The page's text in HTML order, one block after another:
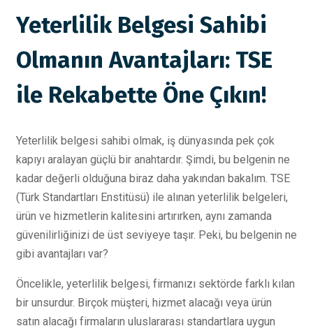
Yeterlilik Belgesi Sahibi
Olmanın Avantajları: TSE
ile Rekabette Öne Çıkın!
Yeterlilik belgesi sahibi olmak, iş dünyasında pek çok
kapıyı aralayan güçlü bir anahtardır. Şimdi, bu belgenin ne
kadar değerli olduğuna biraz daha yakından bakalım. TSE
(Türk Standartları Enstitüsü) ile alınan yeterlilik belgeleri,
ürün ve hizmetlerin kalitesini artırırken, aynı zamanda
güvenilirliğinizi de üst seviyeye taşır. Peki, bu belgenin ne
gibi avantajları var?
Öncelikle, yeterlilik belgesi, firmanızı sektörde farklı kılan
bir unsurdur. Birçok müşteri, hizmet alacağı veya ürün
satın alacağı firmaların uluslararası standartlara uygun